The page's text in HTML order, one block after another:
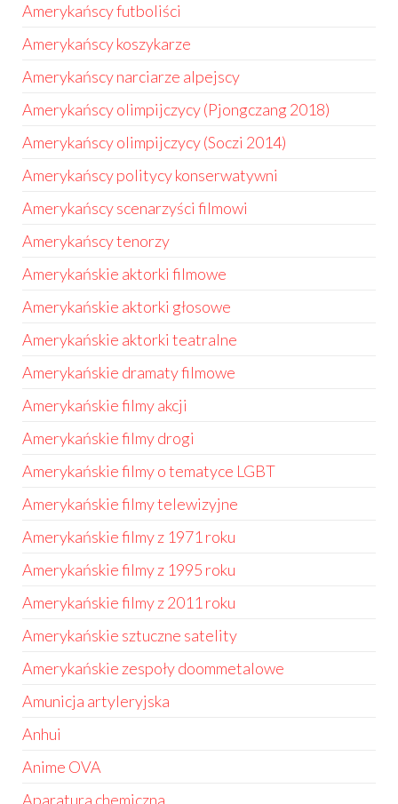
Amerykańscy futboliści
Amerykańscy koszykarze
Amerykańscy narciarze alpejscy
Amerykańscy olimpijczycy (Pjongczang 2018)
Amerykańscy olimpijczycy (Soczi 2014)
Amerykańscy politycy konserwatywni
Amerykańscy scenarzyści filmowi
Amerykańscy tenorzy
Amerykańskie aktorki filmowe
Amerykańskie aktorki głosowe
Amerykańskie aktorki teatralne
Amerykańskie dramaty filmowe
Amerykańskie filmy akcji
Amerykańskie filmy drogi
Amerykańskie filmy o tematyce LGBT
Amerykańskie filmy telewizyjne
Amerykańskie filmy z 1971 roku
Amerykańskie filmy z 1995 roku
Amerykańskie filmy z 2011 roku
Amerykańskie sztuczne satelity
Amerykańskie zespoły doommetalowe
Amunicja artyleryjska
Anhui
Anime OVA
Aparatura chemiczna